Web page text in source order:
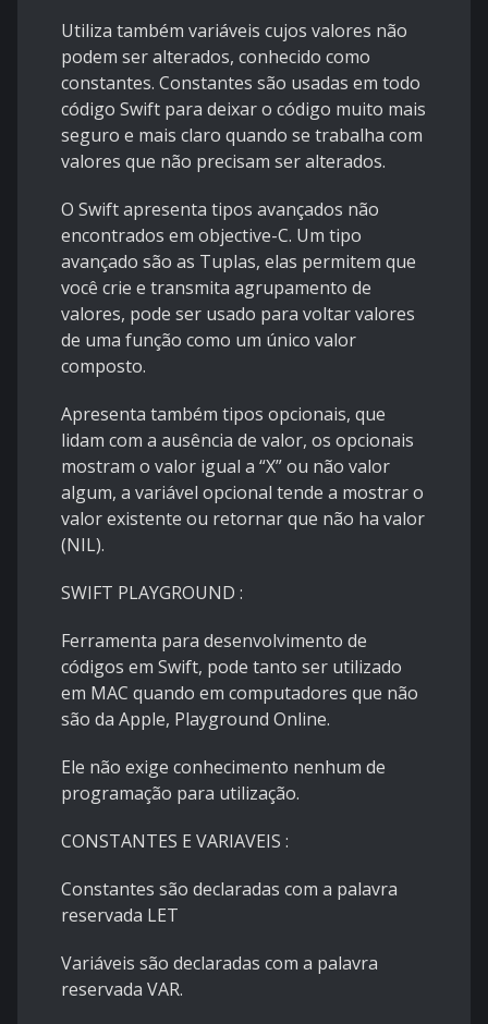
Utiliza também variáveis cujos valores não
podem ser alterados, conhecido como
constantes. Constantes são usadas em todo
código Swift para deixar o código muito mais
seguro e mais claro quando se trabalha com
valores que não precisam ser alterados.
O Swift apresenta tipos avançados não
encontrados em objective-C. Um tipo
avançado são as Tuplas, elas permitem que
você crie e transmita agrupamento de
valores, pode ser usado para voltar valores
de uma função como um único valor
composto.
Apresenta também tipos opcionais, que
lidam com a ausência de valor, os opcionais
mostram o valor igual a “X” ou não valor
algum, a variável opcional tende a mostrar o
valor existente ou retornar que não ha valor
(NIL).
SWIFT PLAYGROUND :
Ferramenta para desenvolvimento de
códigos em Swift, pode tanto ser utilizado
em MAC quando em computadores que não
são da Apple, Playground Online.
Ele não exige conhecimento nenhum de
programação para utilização.
CONSTANTES E VARIAVEIS :
Constantes são declaradas com a palavra
reservada LET
Variáveis são declaradas com a palavra
reservada VAR.